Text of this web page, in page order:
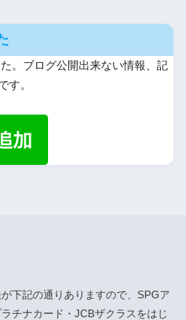
。ブログ公開出来ない情報、記
す。
下記の通りありますので、SPGア
チナカード・JCBザクラスをはじ